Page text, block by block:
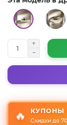
🔥 КУПОНЫ
Скидки до